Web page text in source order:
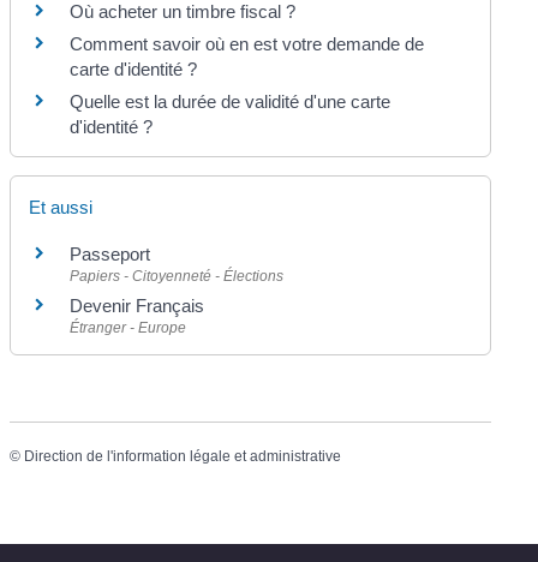
Où acheter un timbre fiscal ?
Comment savoir où en est votre demande de
carte d'identité ?
Quelle est la durée de validité d'une carte
d'identité ?
Et aussi
Passeport
Papiers - Citoyenneté - Élections
Devenir Français
Étranger - Europe
© Direction de l'information légale et administrative